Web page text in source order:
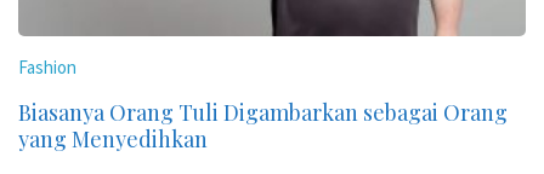
Fashion
Biasanya Orang Tuli Digambarkan sebagai Orang
yang Menyedihkan